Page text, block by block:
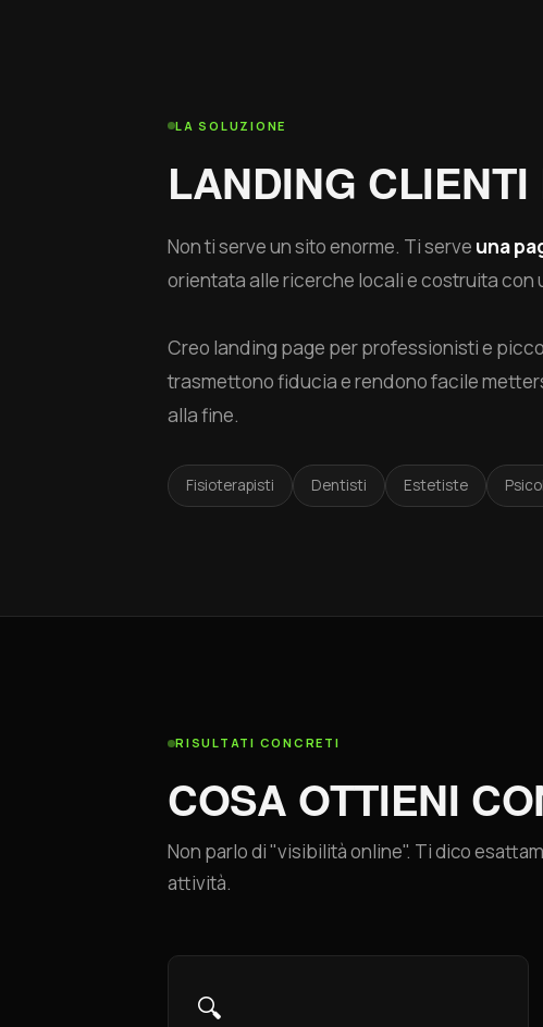
LA SOLUZIONE
LANDING
Non ti serve un sito enorme. Ti serve una
orientata alle ricerche locali e costruita
Creo landing page per professionisti e
trasmettono fiducia e rendono facile
alla fine.
Fisioterapisti Dentisti Estetiste
RISULTATI CONCRETI
COSA OTTIENI
Non parlo di "visibilità online". Ti dico
attività.
🔍